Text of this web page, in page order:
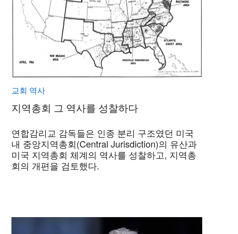
교회 역사
지역총회 그 역사를 성찰하다
연합감리교 감독들은 인종 분리 구조였던 미국
내 중앙지역총회(Central Jurisdiction)의 유산과
미국 지역총회 체계의 역사를 성찰하고, 지역총
회의 개편을 검토했다.